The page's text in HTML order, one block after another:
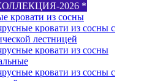
2026 *
кровати из сосны
кровати из сосны с
лестницей
кровати из сосны
кровати из сосны с